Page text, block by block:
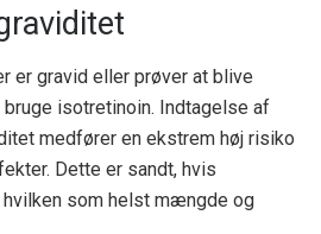
er gravid eller prøver at blive
bruge isotretinoin. Indtagelse af
medfører en ekstrem høj risiko
Dette er sandt, hvis
som helst mængde og